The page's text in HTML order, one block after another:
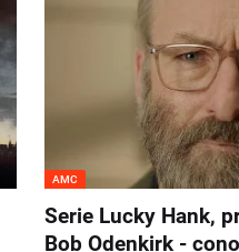
AMC
Serie Lucky Hank,
Bob Odenkirk -